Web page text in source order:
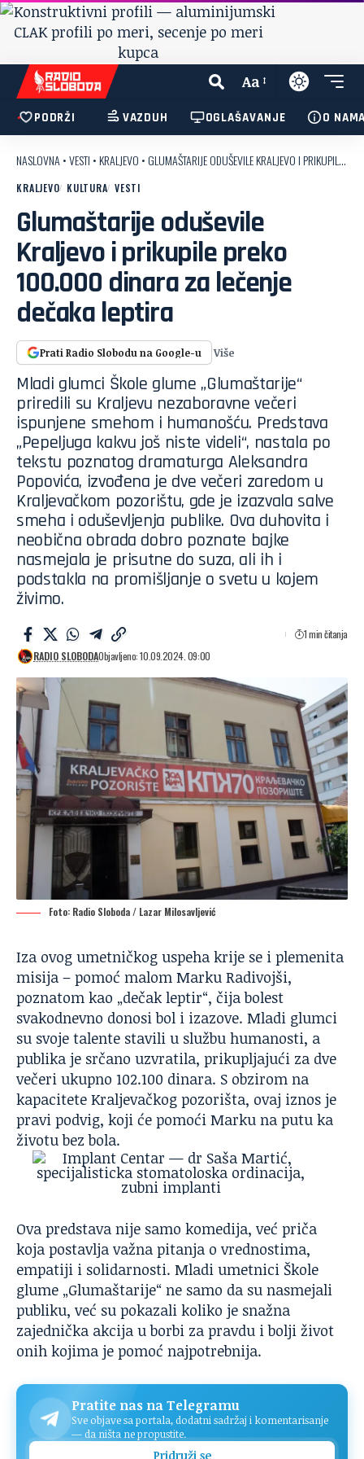
Aa
PODRŽI VAZDUH OGLAŠAVANJE O
NASLOVNA •VESTI •KRALJEVO •GLUMAŠTARIJE ODUŠEVILE KRALJEVO I PRIKUPILE PREKO 100.000 DINARA ZA LEČENJE DEČAKA LEPTIRA
KRALJEVO KULTURA VESTI
Glumaštarije oduševile
Kraljevo i prikupile preko
100.000 dinara za lečenje
dečaka leptira
Prati Radio Slobodu na Google-u Više
Mladi glumci Škole glume „Glumaštarije“
priredili su Kraljevu nezaboravne večeri
ispunjene smehom i humanošću. Predstava
„Pepeljuga kakvu još niste videli“, nastala po
tekstu poznatog dramaturga Aleksandra
Popovića, izvođena je dve večeri zaredom u
Kraljevačkom pozorištu, gde je izazvala salve
smeha i oduševljenja publike. Ova duhovita i
neobična obrada dobro poznate bajke
nasmejala je prisutne do suza, ali ih i
podstakla na promišljanje o svetu u kojem
živimo.
RADIO SLOBODAObjavljeno: 10.09.2024. 09:00
1 min čitanja
Foto: Radio Sloboda / Lazar Milosavljević
Iza ovog umetničkog uspeha krije se i plemenita
misija – pomoć malom Marku Radivojši,
poznatom kao „dečak leptir“, čija bolest
svakodnevno donosi bol i izazove. Mladi glumci
su svoje talente stavili u službu humanosti, a
publika je srčano uzvratila, prikupljajući za dve
večeri ukupno 102.100 dinara. S obzirom na
kapacitete Kraljevačkog pozorišta, ovaj iznos je
pravi podvig, koji će pomoći Marku na putu ka
životu bez bola.
Ova predstava nije samo komedija, već priča
koja postavlja važna pitanja o vrednostima,
empatiji i solidarnosti. Mladi umetnici Škole
glume „Glumaštarije“ ne samo da su nasmejali
publiku, već su pokazali koliko je snažna
zajednička akcija u borbi za pravdu i bolji život
onih kojima je pomoć najpotrebnija.
Pratite nas na Telegramu
Sve objave sa portala, dodatni sadržaj i komentarisanje
— da ništa ne propustite.
Pridruži se